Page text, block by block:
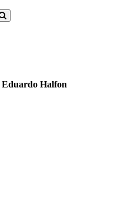
Eduardo Halfon